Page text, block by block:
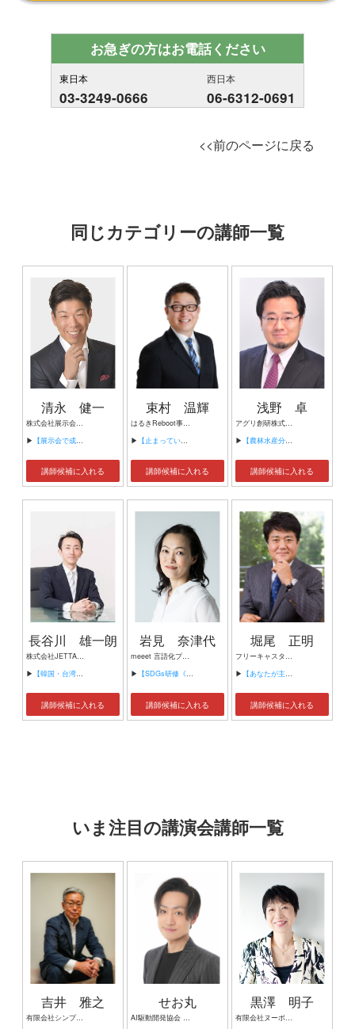
お急ぎの方はお電話ください
東日本
03-3249-0666
西日本
06-6312-0691
<<前のページに戻る
同じカテゴリーの講師一覧
清永 健一
▶ 【展示会で成果を出す秘訣】
講師候補に入れる
束村 温輝
▶ 【止まっているのは、能力ではなく順番かもしれません。】
講師候補に入れる
浅野 卓
▶ 【農林水産分野の知財戦略・ブランド戦略】
講師候補に入れる
長谷川 雄一朗
株式会社JETTA 代表取締役 カタカナ英会話ジェッタ 代表
▶ 【韓国・台湾・香港・中国の人々の移動、滞在分析データからみたインバウンド対策セミナー】
講師候補に入れる
岩見 奈津代
meeet 言語化プロデューサー 2030SDGsゲームファシリテーター 元女性雑誌編集長 ワークショップデザイナー
▶ 【SDGs研修《各種対応》】
講師候補に入れる
堀尾 正明
フリーキャスター 明海大学客員教授
▶ 【あなたが主役でまちが輝く～地域の底力のヒミツ～】
講師候補に入れる
いま注目の講演会講師一覧
吉井 雅之
有限会社シンプルタスク 代表取締役 習慣形成コンサルタント
せお丸
AI駆動開発協会 代表理事 サイバーフリークス株式会社 代表取締役
黒澤 明子
有限会社ヌーボヌール代表取締役